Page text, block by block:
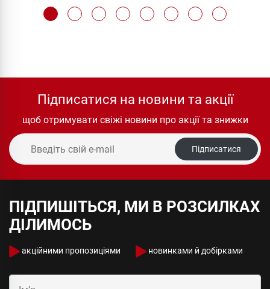
Підписатися на новини та акції
щоб отримувати свіжі новини про акції та знижки
Підписатися
ПІДПИШІТЬСЯ, МИ В РОЗСИЛКАХ
ДІЛИМОСЬ
акційними пропозиціями новинками й добірками